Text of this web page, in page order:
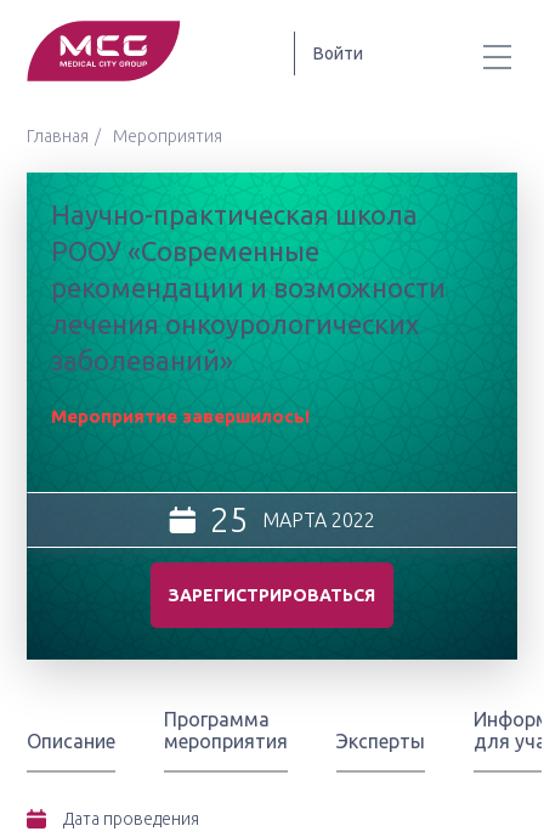
Войти
Главная Мероприятия
Научно-практическая школа
РООУ «Современные
рекомендации и возможности
лечения онкоурологических
заболеваний»
Мероприятие завершилось!
ЗАРЕГИСТРИРОВАТЬСЯ
25 МАРТА 2022
Описание
Программа
мероприятия
Эксперты
для
Дата проведения